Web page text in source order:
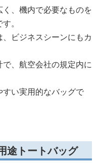
く、機内で必要なものを
。
ビジネスシーンにもカ
、航空会社の規定内に
い実用的なバッグで
途トートバッグ